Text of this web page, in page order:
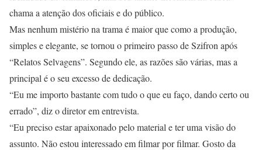
chama a atenção dos oficiais e do público.
Mas nenhum mistério na trama é maior que como a produção,
simples e elegante, se tornou o primeiro passo de Szifron após
“Relatos Selvagens”. Segundo ele, as razões são várias, mas a
principal é o seu excesso de dedicação.
“Eu me importo bastante com tudo o que eu faço, dando certo ou
errado”, diz o diretor em entrevista.
“Eu preciso estar apaixonado pelo material e ter uma visão do
assunto. Não estou interessado em filmar por filmar. Gosto da